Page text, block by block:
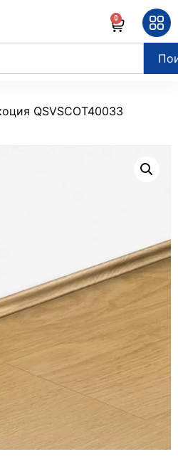
0
QSVSCOT40033